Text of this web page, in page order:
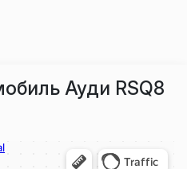
Ауди RSQ8